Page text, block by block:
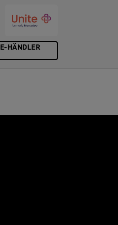
HÄNDLER